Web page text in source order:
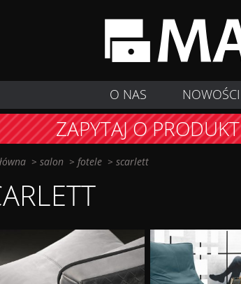
O NAS NOWOŚCI
ZAPYTAJ O PRODUKT
> salon> fotele> scarlett